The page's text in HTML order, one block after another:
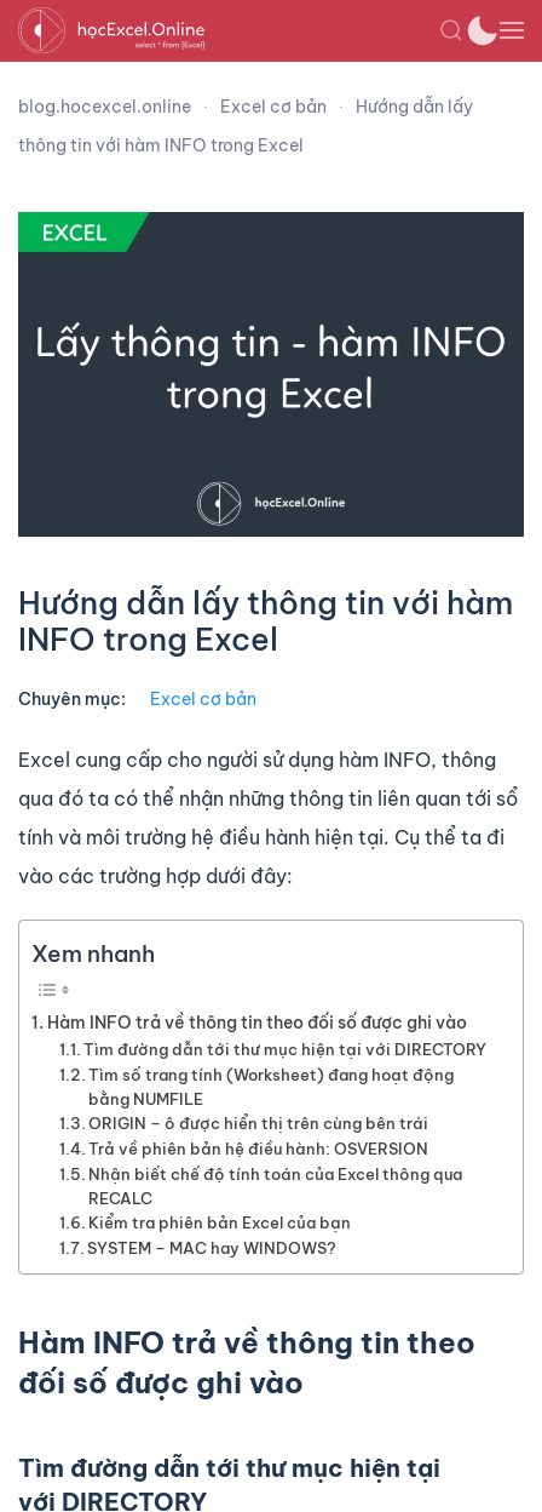
blog.hocexcel.online Excel cơ bản
Hướng dẫn lấy
thông tin với hàm INFO trong Excel
Hướng dẫn lấy thông tin với hàm
INFO trong Excel
Chuyên mục: Excel cơ bản
Excel cung cấp cho người sử dụng hàm INFO, thông
qua đó ta có thể nhận những thông tin liên quan tới sổ
tính và môi trường hệ điều hành hiện tại. Cụ thể ta đi
vào các trường hợp dưới đây:
Xem nhanh
Hàm INFO trả về thông tin theo đối số được ghi vào
Tìm đường dẫn tới thư mục hiện tại với DIRECTORY
Tìm số trang tính (Worksheet) đang hoạt động
bằng NUMFILE
ORIGIN – ô được hiển thị trên cùng bên trái
Trả về phiên bản hệ điều hành: OSVERSION
Nhận biết chế độ tính toán của Excel thông qua
RECALC
Kiểm tra phiên bản Excel của bạn
SYSTEM – MAC hay WINDOWS?
Hàm INFO trả về thông tin theo
đối số được ghi vào
Tìm đường dẫn tới thư mục hiện tại
với DIRECTORY